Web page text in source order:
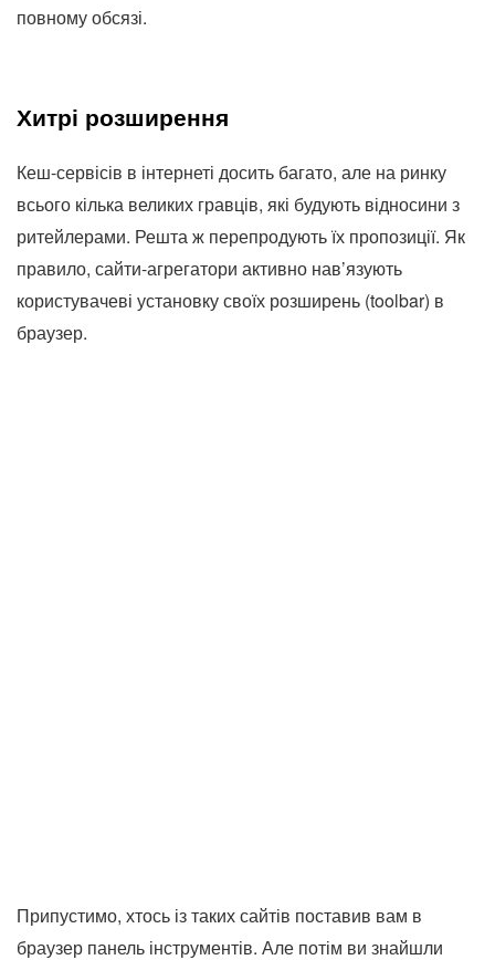
повному обсязі.
Хитрі розширення
Кеш-сервісів в інтернеті досить багато, але на ринку
всього кілька великих гравців, які будують відносини з
ритейлерами. Решта ж перепродують їх пропозиції. Як
правило, сайти-агрегатори активно нав’язують
користувачеві установку своїх розширень (toolbar) в
браузер.
Припустимо, хтось із таких сайтів поставив вам в
браузер панель інструментів. Але потім ви знайшли